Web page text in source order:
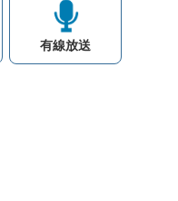
有線放送